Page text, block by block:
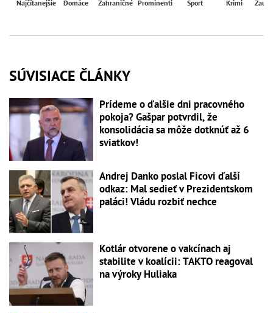
Najčítanejšie Domáce Zahraničné Prominenti Šport Krimi
SÚVISIACE ČLÁNKY
Prídeme o ďalšie dni pracovného
pokoja? Gašpar potvrdil, že
konsolidácia sa môže dotknúť až 6
sviatkov!
Andrej Danko poslal Ficovi ďalší
odkaz: Mal sedieť v Prezidentskom
paláci! Vládu rozbiť nechce
Kotlár otvorene o vakcínach aj
stabilite v koalícii: TAKTO reagoval
na výroky Huliaka